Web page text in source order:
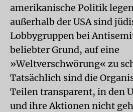
amerikanische Politik
außerhalb der USA sind
Lobbygruppen bei
beliebter Grund, auf eine
»Weltverschwörung« zu
Tatsächlich sind die
Teilen transparent, in den
und ihre Aktionen nicht